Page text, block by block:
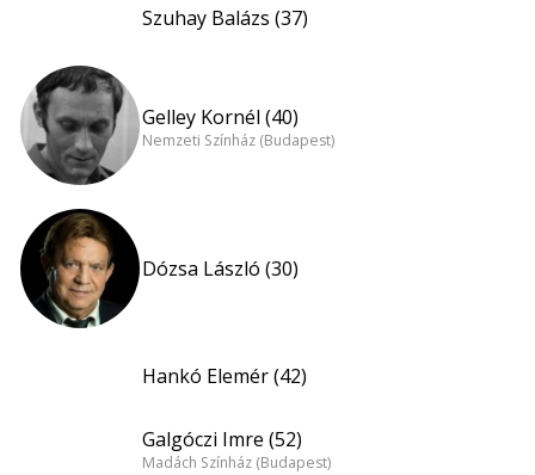
Szuhay Balázs (37)
Gelley Kornél (40)
Nemzeti Színház (Budapest)
Dózsa László (30)
Hankó Elemér (42)
Galgóczi Imre (52)
Madách Színház (Budapest)